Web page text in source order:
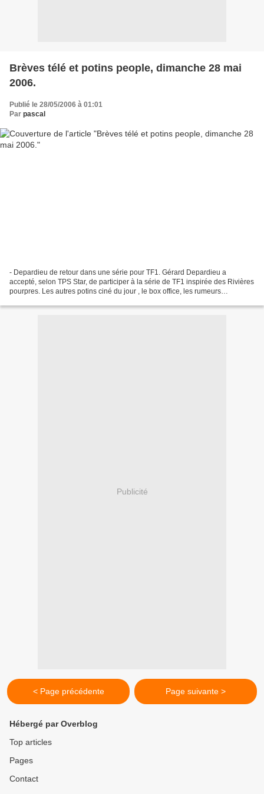
Brèves télé et potins people, dimanche 28 mai
2006.
Publié le 28/05/2006 à 01:01
Par pascal
- Depardieu de retour dans une série pour TF1. Gérard Depardieu a
accepté, selon TPS Star, de participer à la série de TF1 inspirée des Rivières
pourpres. Les autres potins ciné du jour , le box office, les rumeurs
Publicité
< Page précédente Page suivante >
Hébergé par Overblog
Top articles
Pages
Contact